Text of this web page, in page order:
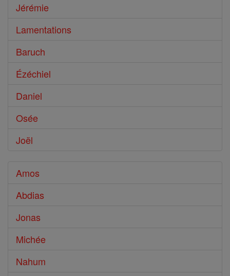
Jérémie
Lamentations
Baruch
Ézéchiel
Daniel
Osée
Joël
Amos
Abdias
Jonas
Michée
Nahum